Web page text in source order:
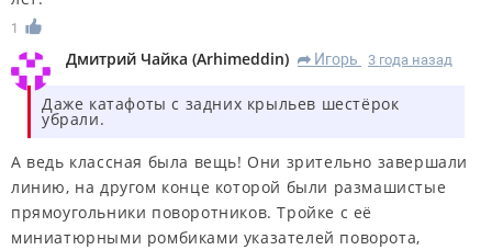
1
Дмитрий Чайка (Arhimeddin) R Игорь 3 года назад
Даже катафоты с задних крыльев шестёрок
убрали.
А ведь классная была вещь! Они зрительно завершали
линию, на другом конце которой были размашистые
прямоугольники поворотников. Тройке с её
миниатюрными ромбиками указателей поворота,